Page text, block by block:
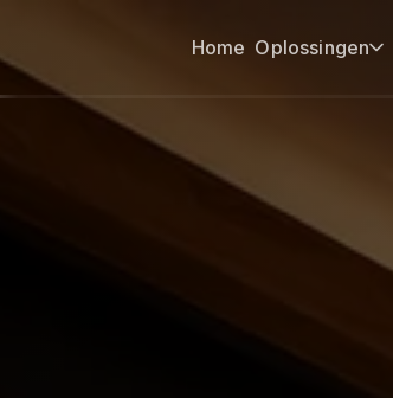
Home Oplossingen